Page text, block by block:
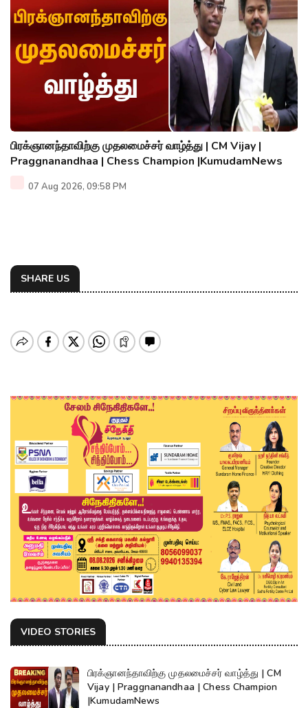
பிரக்ஞானந்தாவிற்கு முதலமைச்சர் வாழ்த்து | CM Vijay |
Praggnanandhaa | Chess Champion |KumudamNews
07 Aug 2026, 09:58 PM
SHARE US
VIDEO STORIES
பிரக்ஞானந்தாவிற்கு முதலமைச்சர் வாழ்த்து | CM
Vijay | Praggnanandhaa | Chess Champion
|KumudamNews